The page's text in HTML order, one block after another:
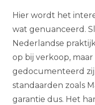
Hier wordt het
wat genuanceerd.
Nederlandse
op bij verkoop,
gedocumenteerd
standaarden zoals
garantie dus. Het